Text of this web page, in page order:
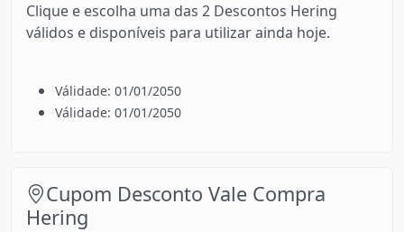
Clique e escolha uma das 2 Descontos Hering
válidos e disponíveis para utilizar ainda hoje.
Válidade: 01/01/2050
Válidade: 01/01/2050
Cupom Desconto Vale Compra
Hering